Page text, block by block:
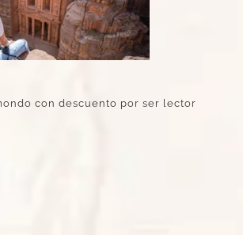
con descuento por ser lector